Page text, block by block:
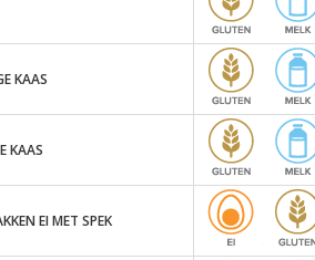
KAAS
KAAS
EI MET SPEK